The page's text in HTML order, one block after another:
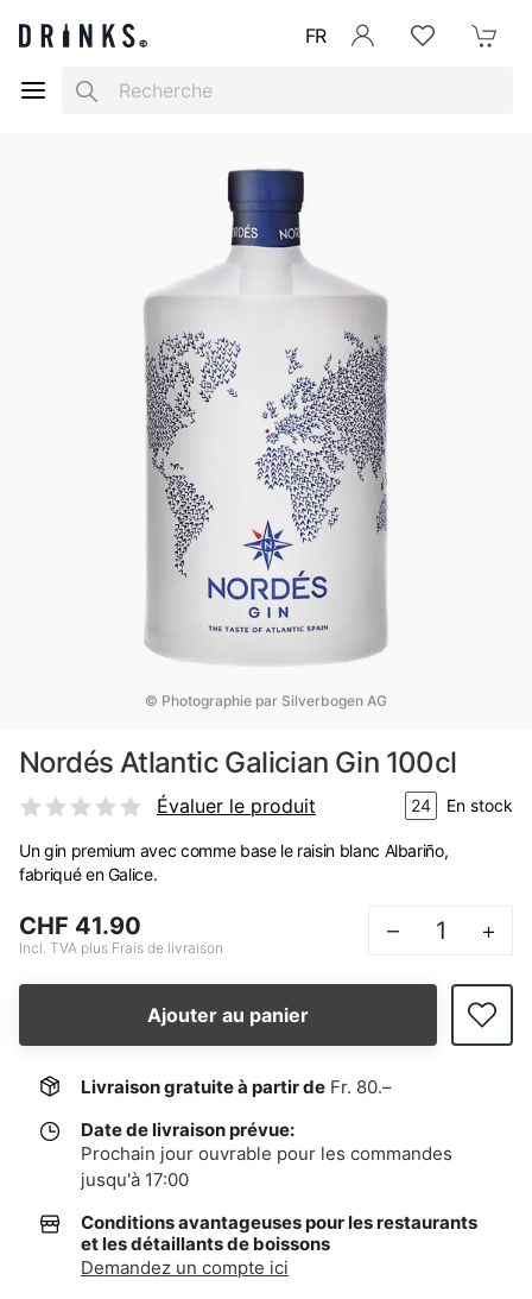
FR
Search
© Photographie par Silverbogen AG
Nordés Atlantic Galician Gin 100cl
Évaluer le produit 24 En stock
Un gin premium avec comme base le raisin blanc Albariño,
fabriqué en Galice.
CHF 41.90
Incl. TVA plus Frais de livraison
– +
Ajouter au panier
Livraison gratuite à partir de Fr. 80.–
Date de livraison prévue:
Prochain jour ouvrable pour les commandes
jusqu'à 17:00
Conditions avantageuses pour les restaurants
et les détaillants de boissons
Demandez un compte ici